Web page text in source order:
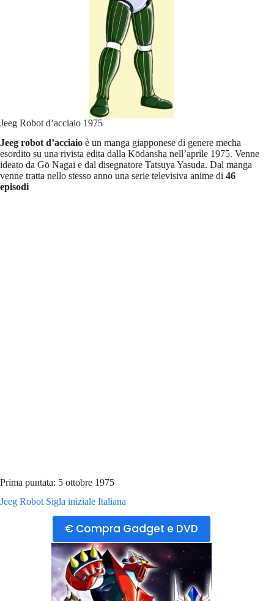
Jeeg Robot d’acciaio 1975
Jeeg robot d’acciaio è un manga giapponese di genere mecha
esordito su una rivista edita dalla Kōdansha nell’aprile 1975. Venne
ideato da Gō Nagai e dal disegnatore Tatsuya Yasuda. Dal manga
venne tratta nello stesso anno una serie televisiva anime di 46
episodi
Prima puntata: 5 ottobre 1975
Jeeg Robot Sigla iniziale Italiana
€ Compra Gadget e DVD